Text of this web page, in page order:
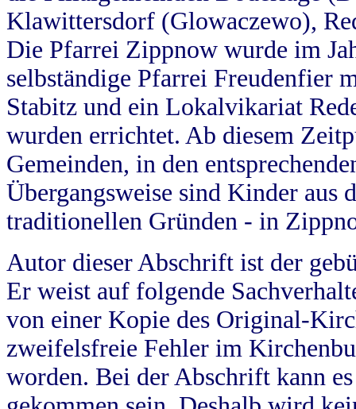
Klawittersdorf (Glowaczewo),
Die Pfarrei Zippnow wurde im
selbständige Pfarrei Freudenfier
Stabitz und ein Lokalvikariat
wurden errichtet. Ab diesem
Gemeinden, in den
Übergangsweise sind Kinder aus
traditionellen Gründen - in
Autor dieser Abschrift ist der
Er weist auf folgende
von einer Kopie des Original-
zweifelsfreie Fehler im
worden. Bei der Abschrift kann